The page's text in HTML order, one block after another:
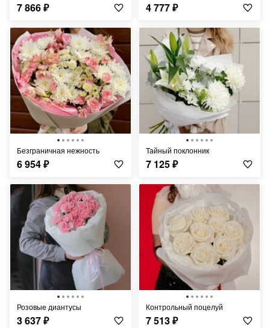
7 866₽ 4 777₽
Безграничная нежность
6 954₽
Тайный поклонник
7 125₽
Розовые диантусы
3 637₽
Контрольный поцелуй
7 513₽